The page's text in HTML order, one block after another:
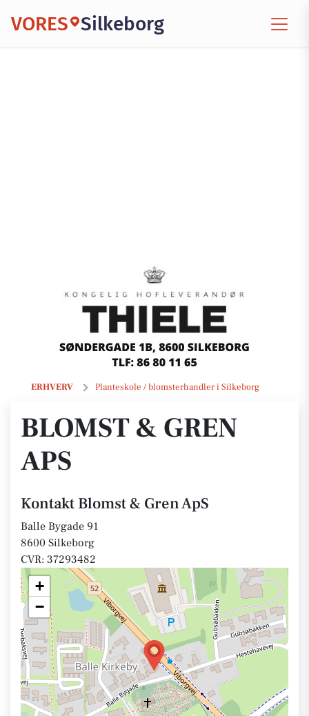
VORES Silkeborg
ERHVERV Planteskole / blomsterhandler i Silkeborg
Blomst & Gren ApS
BLOMST & GREN
APS
Kontakt Blomst & Gren ApS
Balle Bygade 91
8600 Silkeborg
CVR: 37293482
+
−